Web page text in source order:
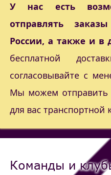
У нас есть
отправлять
России, а также и в
бесплатной
согласовывайте с
Мы можем отправить
для вас транспортной
Команды и